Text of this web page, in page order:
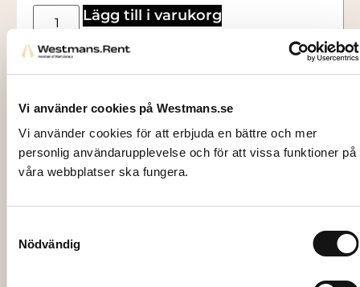
Vi använder cookies på Westmans.se
Vi använder cookies för att erbjuda en bättre och mer
personlig användarupplevelse och för att vissa funktioner på
våra webbplatser ska fungera.
Nödvändig
Lägg till i varukorg